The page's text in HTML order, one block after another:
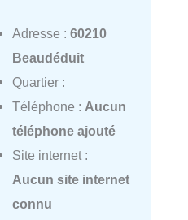
Adresse : 60210
Beaudéduit
Quartier :
Téléphone : Aucun
téléphone ajouté
Site internet :
Aucun site internet
connu